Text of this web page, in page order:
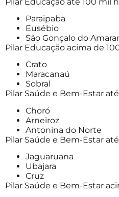
Paraipaba
Eusébio
São Gonçalo do
Pilar Educação acima de
Crato
Maracanaú
Sobral
Pilar Saúde e Bem-Estar
Choró
Arneiroz
Antonina do Norte
Pilar Saúde e Bem-Estar
Jaguaruana
Ubajara
Cruz
Pilar Saúde e Bem-Estar